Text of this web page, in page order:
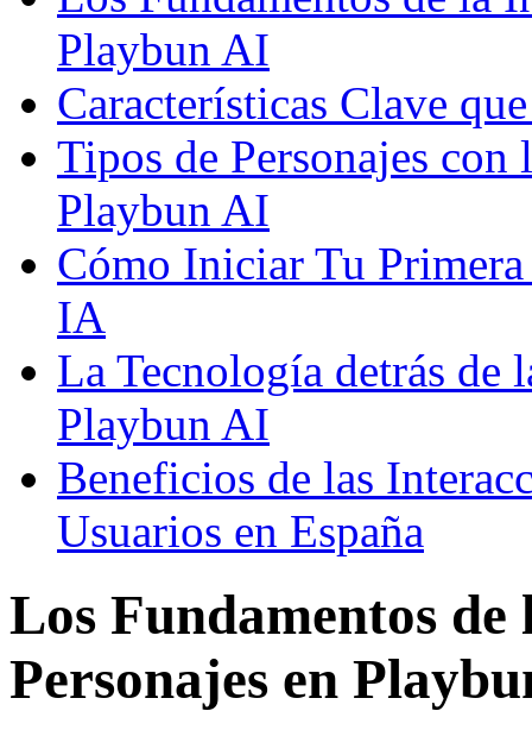
Playbun AI
Características Clave
Tipos de Personajes con
Playbun AI
Cómo Iniciar Tu
IA
La Tecnología detrás de
Playbun AI
Beneficios de las
Usuarios en España
Los Fundamentos
Personajes en